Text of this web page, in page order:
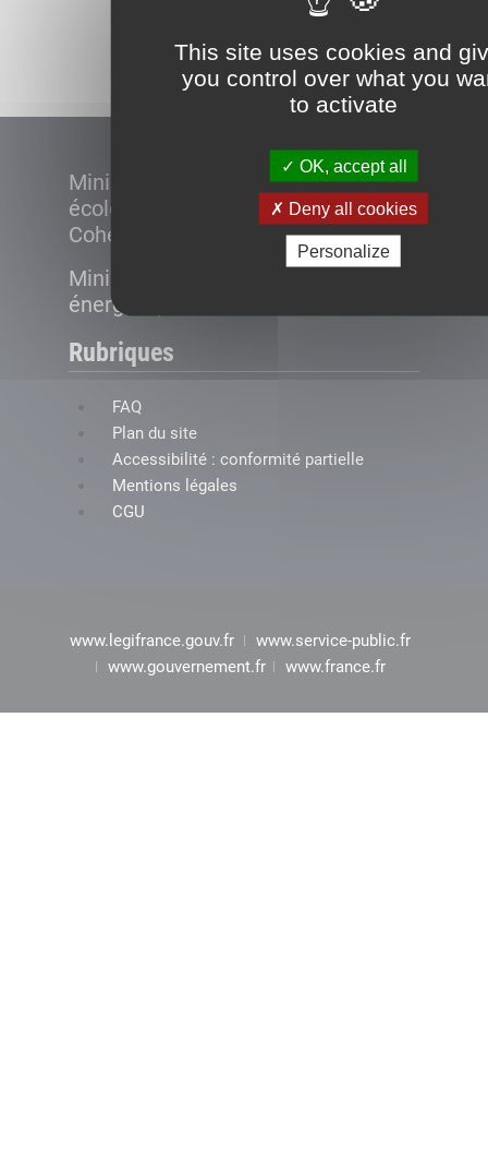
This site uses cookies and
you control over what you
to activate
OK, accept all
Deny all cookies
Personalize
Ministère de la Transition
écologique et de la
Cohésion des territoires
Ministère de la Transition
énergétique
Rubriques
FAQ
Plan du site
Accessibilité : conformité partielle
Mentions légales
CGU
www.legifrance.gouv.fr
www.service-public.fr
www.gouvernement.fr
www.france.fr